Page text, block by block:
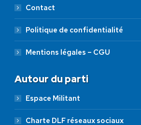
Contact
Politique de confidentialité
Mentions légales – CGU
Autour du parti
Espace Militant
Charte DLF réseaux sociaux